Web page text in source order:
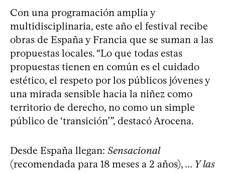
Con una programación amplia y
multidisciplinaria, este año el festival recibe
obras de España y Francia que se suman a las
propuestas locales. “Lo que todas estas
propuestas tienen en común es el cuidado
estético, el respeto por los públicos jóvenes y
una mirada sensible hacia la niñez como
territorio de derecho, no como un simple
público de ‘transición’”, destacó Arocena.
Desde España llegan: Sensacional
(recomendada para 18 meses a 2 años), ... Y las